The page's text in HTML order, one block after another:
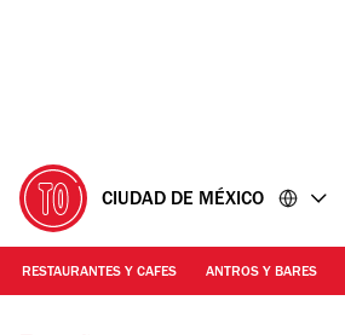
CIUDAD DE MÉXICO
RESTAURANTES Y CAFES ANTROS Y BARES
Marianela Trueba